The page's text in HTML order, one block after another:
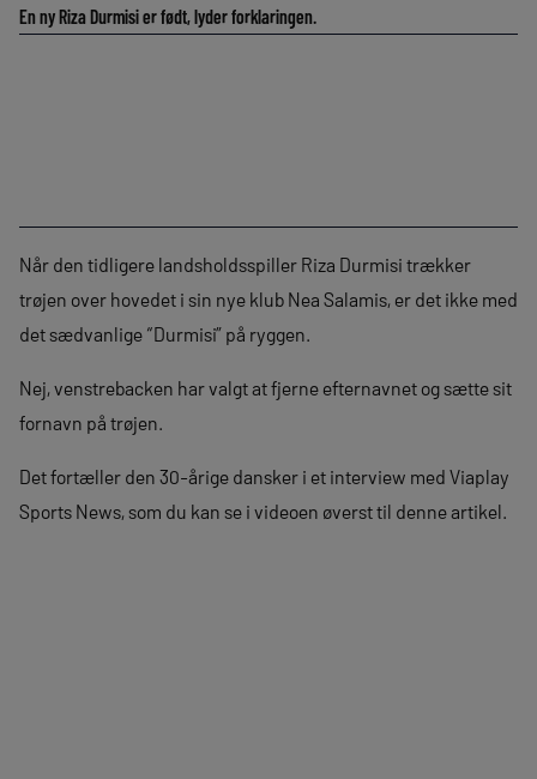
En ny Riza Durmisi er født, lyder forklaringen.
Når den tidligere landsholdsspiller Riza Durmisi trækker
trøjen over hovedet i sin nye klub Nea Salamis, er det ikke med
det sædvanlige “Durmisi” på ryggen.
Nej, venstrebacken har valgt at fjerne efternavnet og sætte sit
fornavn på trøjen.
Det fortæller den 30-årige dansker i et interview med Viaplay
Sports News, som du kan se i videoen øverst til denne artikel.